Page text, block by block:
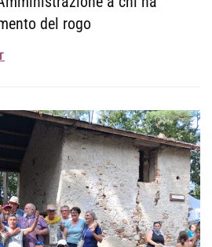
del rogo